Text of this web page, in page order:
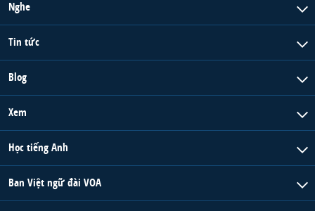
Nghe
Tin tức
Blog
Xem
Học tiếng Anh
Ban Việt ngữ đài VOA